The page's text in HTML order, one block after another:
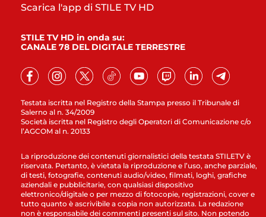
Testata iscritta nel Registro della Stampa presso il Tribunale di
Salerno al n. 34/2009
Società iscritta nel Registro degli Operatori di Comunicazione c/o
l’AGCOM al n. 20133
Scarica l'app di STILE TV HD
STILE TV HD in onda su:
CANALE 78 DEL DIGITALE TERRESTRE
La riproduzione dei contenuti giornalistici della testata STILETV è
riservata. Pertanto, è vietata la riproduzione e l’uso, anche parziale,
di testi, fotografie, contenuti audio/video, filmati, loghi, grafiche
aziendali e pubblicitarie, con qualsiasi dispositivo
elettronico/digitale o per mezzo di fotocopie, registrazioni, cover e
tutto quanto è ascrivibile a copia non autorizzata. La redazione
non è responsabile dei commenti presenti sul sito. Non potendo